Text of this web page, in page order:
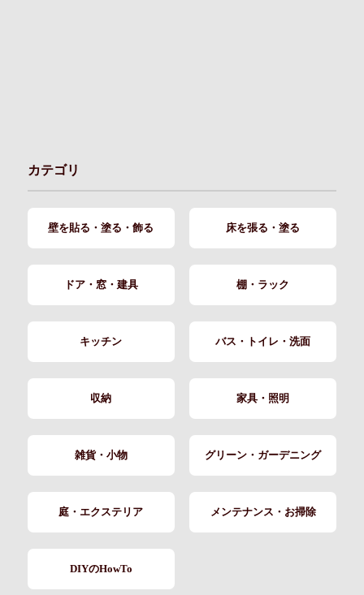
カテゴリ
壁を貼る・塗る・飾る 床を張る・塗る
ドア・窓・建具 棚・ラック
キッチン バス・トイレ・洗面
収納 家具・照明
雑貨・小物 グリーン・ガーデニング
庭・エクステリア メンテナンス・お掃除
DIYのHowTo